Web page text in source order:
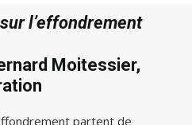
l’effondrement
Moitessier,
partent de